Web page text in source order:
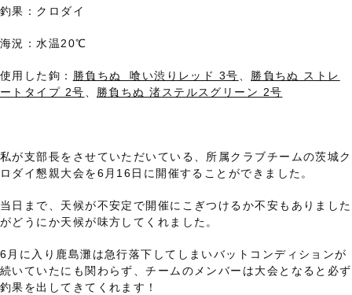
釣果：クロダイ
海況：水温20℃
使用した鉤： 勝負ちぬ 喰い渋りレッド 3号
勝負ちぬ ストレ
ートタイプ 2号
勝負ちぬ 渚ステルスグリーン 2号
私が支部長をさせていただいている、所属クラブチームの茨城ク
ロダイ懇親大会を6月16日に開催することができました。
当日まで、天候が不安定で開催にこぎつけるか不安もありました
がどうにか天候が味方してくれました。
6月に入り鹿島灘は急行落下してしまいバットコンディションが
続いていたにも関わらず、チームのメンバーは大会となると必ず
釣果を出してきてくれます！